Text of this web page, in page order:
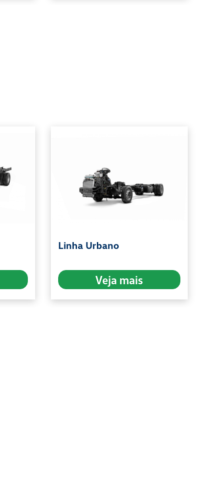
Linha Urbano
Veja mais